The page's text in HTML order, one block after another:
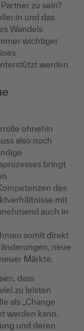
zu sein?
und das
Wandels
wichtiger
werden.
ohnehin
also noch
bringt
des
mit
auch in
somit direkt
neue
Märkte.
dass
zu leisten
als „Change
werden kann.
und deren